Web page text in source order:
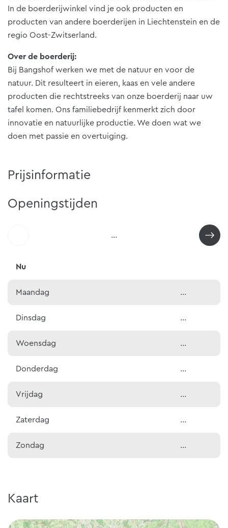
In de boerderijwinkel vind je ook producten en
producten van andere boerderijen in Liechtenstein en de
regio Oost-Zwitserland.
Over de boerderij:
Bij Bangshof werken we met de natuur en voor de
natuur. Dit resulteert in eieren, kaas en vele andere
producten die rechtstreeks van onze boerderij naar uw
tafel komen. Ons familiebedrijf kenmerkt zich door
innovatie en natuurlijke productie. We doen wat we
doen met passie en overtuiging.
Prijsinformatie
Openingstijden
...
Nu
Maandag ...
Dinsdag ...
Woensdag ...
Donderdag ...
Vrijdag ...
Zaterdag ...
Zondag ...
Kaart